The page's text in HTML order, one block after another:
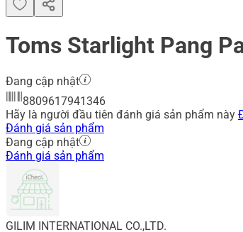
Toms Starlight Pang
Đang cập nhật
8809617941346
Hãy là người đầu tiên đánh giá sản phẩm này
Đánh giá sản phẩm
Đang cập nhật
Đánh giá sản phẩm
GILIM INTERNATIONAL CO.,LTD.